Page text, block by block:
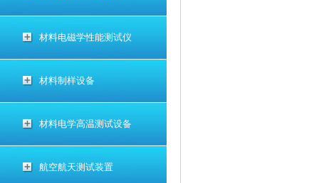
材料电磁学性能测试仪
材料制样设备
材料电学高温测试设备
航空航天测试装置